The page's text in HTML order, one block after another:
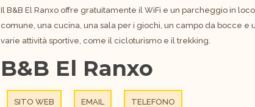
Il B&B El Ranxo offre gratuitamente il WiFi e un parcheggio in
comune, una cucina, una sala per i giochi, un campo da bocce
varie attività sportive, come il cicloturismo e il trekking.
B&B El Ranxo
SITO WEB EMAIL TELEFONO